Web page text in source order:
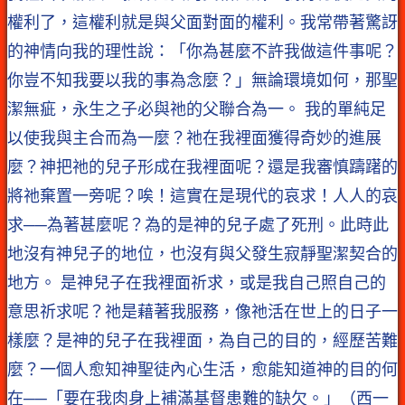
權利了，這權利就是與父面對面的權利。我常帶著驚訝
的神情向我的理性說：「你為甚麼不許我做這件事呢？
你豈不知我要以我的事為念麼？」無論環境如何，那聖
潔無疵，永生之子必與祂的父聯合為一。 我的單純足
以使我與主合而為一麼？祂在我裡面獲得奇妙的進展
麼？神把祂的兒子形成在我裡面呢？還是我審慎躊躇的
將祂棄置一旁呢？唉！這實在是現代的哀求！人人的哀
求──為著甚麼呢？為的是神的兒子處了死刑。此時此
地沒有神兒子的地位，也沒有與父發生寂靜聖潔契合的
地方。 是神兒子在我裡面祈求，或是我自己照自己的
意思祈求呢？祂是藉著我服務，像祂活在世上的日子一
樣麼？是神的兒子在我裡面，為自己的目的，經歷苦難
麼？一個人愈知神聖徒內心生活，愈能知道神的目的何
在──「要在我肉身上補滿基督患難的缺欠。」（西一